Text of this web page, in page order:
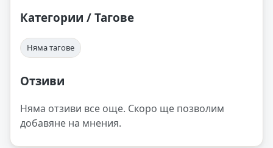
Категории / Тагове
Няма тагове
Отзиви
Няма отзиви все още. Скоро ще позволим
добавяне на мнения.